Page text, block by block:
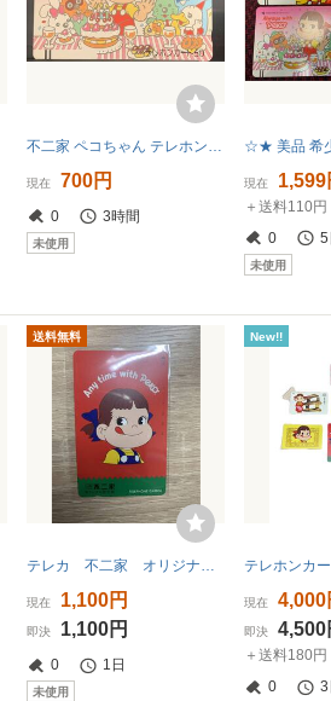
不二家 ペコちゃん テレホンカード 50度 Always with Peko 未使用
現在 700円
0 3時間
未使用
現在 1,599
＋送料110円
0
5
未使用
送料無料
テレカ 不二家 オリジナル限定版
現在 1,100円
即決 1,100円
0 1日
未使用
New!!
現在 4,000
即決 4,500
＋送料180円
0
3